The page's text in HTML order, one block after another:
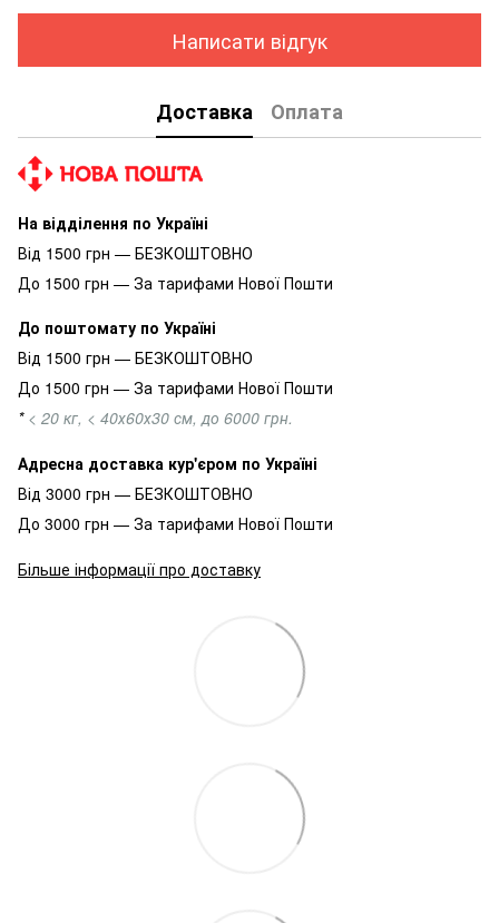
Написати відгук
Доставка Оплата
На відділення по Україні
Від 1500 грн — БЕЗКОШТОВНО
До 1500 грн — За тарифами Нової Пошти
До поштомату по Україні
Від 1500 грн — БЕЗКОШТОВНО
До 1500 грн — За тарифами Нової Пошти
* < 20 кг, < 40х60х30 см, до 6000 грн.
Адресна доставка кур'єром по Україні
Від 3000 грн — БЕЗКОШТОВНО
До 3000 грн — За тарифами Нової Пошти
Більше інформації про доставку